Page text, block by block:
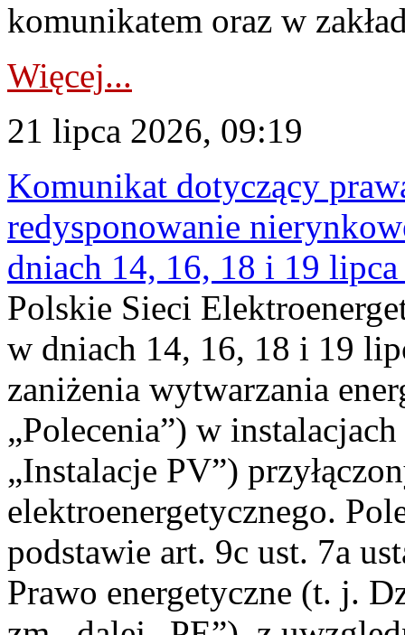
komunikatem oraz w
Więcej...
21 lipca 2026, 09:19
Komunikat dotyczący
redysponowanie
dniach 14, 16, 18 i 19
Polskie Sieci
w dniach 14, 16, 18 i 19
zaniżenia wytwarzania
„Polecenia”) w
„Instalacje PV”)
elektroenergetycznego.
podstawie art. 9c ust. 7a
Prawo energetyczne (t. j.